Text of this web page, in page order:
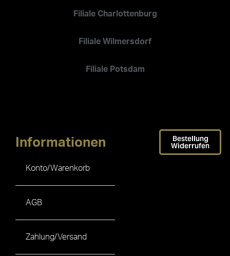
Filiale Charlottenburg
Filiale Wilmersdorf
Filiale Potsdam
Informationen
Konto/Warenkorb
AGB
Zahlung/Versand
Bestellung
Widerrufen